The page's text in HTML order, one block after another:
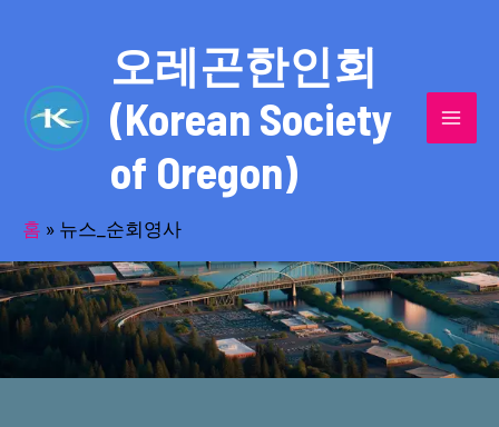
오레곤한인회
(Korean Society
of Oregon)
홈 » 뉴스_순회영사
반세기의 세월을 품고 동포사회를 섬겨온
오레곤한인회!